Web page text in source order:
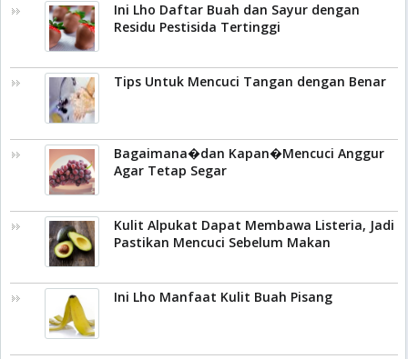
Ini Lho Daftar Buah dan Sayur dengan
Residu Pestisida Tertinggi
Tips Untuk Mencuci Tangan dengan Benar
Bagaimana�dan Kapan�Mencuci Anggur
Agar Tetap Segar
Kulit Alpukat Dapat Membawa Listeria, Jadi
Pastikan Mencuci Sebelum Makan
Ini Lho Manfaat Kulit Buah Pisang